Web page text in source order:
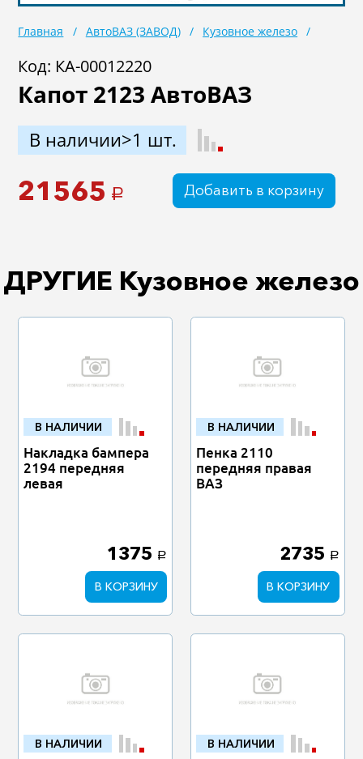
Масла
Иномарки
Крепеж колесный
Садовая техника
Инструмент
Лодки и моторы
Электроинструмент
Главная АвтоВАЗ (ЗАВОД) Кузовное железо
Код: КА-00012220
Капот 2123 АвтоВАЗ
В наличии>1 шт.
21565 a Добавить в корзину
ДРУГИЕ Кузовное железо
В НАЛИЧИИ
Накладка бампера
2194 передняя
левая
1375 a
В КОРЗИНУ
В НАЛИЧИИ
Пенка 2110
передняя правая
ВАЗ
2735 a
В КОРЗИНУ
В НАЛИЧИИ В НАЛИЧИИ